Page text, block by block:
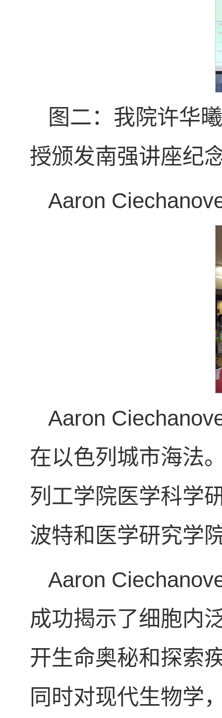
图二：我院许华
授颁发南强讲座纪
Aaron
Aaron
在以色列城市海法
列工学院医学科学
波特和医学研究学
Aaron
成功揭示了细胞内
开生命奥秘和探索
同时对现代生物学